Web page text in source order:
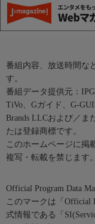
番組内容、放送時間な
す。
番組データ提供元：
TiVo、Gガイド、G-
Brands LLCおよび／ま
たは登録商標です。
このホームページに掲
複写・転載を禁じます。
Official Program Data
このマークは「Official
式情報である「